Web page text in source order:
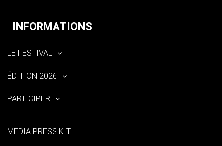
INFORMATIONS
LE FESTIVAL
ÉDITION 2026
PARTICIPER
MEDIA PRESS KIT